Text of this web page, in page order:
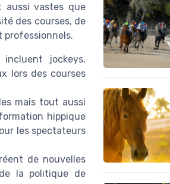
aussi vastes que
des courses, de
professionnels.
jockeys,
lors des courses
mais tout aussi
hippique
les spectateurs
de nouvelles
la politique de